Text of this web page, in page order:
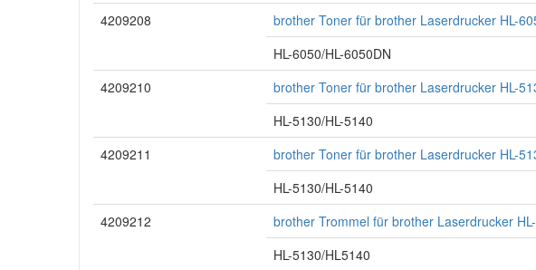
4209208
brother Toner für brother Laserdrucker HL-
HL-6050/HL-6050DN
4209210
brother Toner für brother Laserdrucker HL-
HL-5130/HL-5140
4209211
brother Toner für brother Laserdrucker HL-
HL-5130/HL-5140
4209212
brother Trommel für brother Laserdrucker
HL-5130/HL5140